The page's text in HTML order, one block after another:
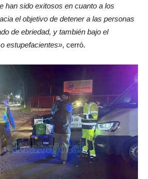
han sido exitosos en cuanto a los
el objetivo de detener a las personas
de ebriedad, y también bajo el
estupefacientes», cerró.